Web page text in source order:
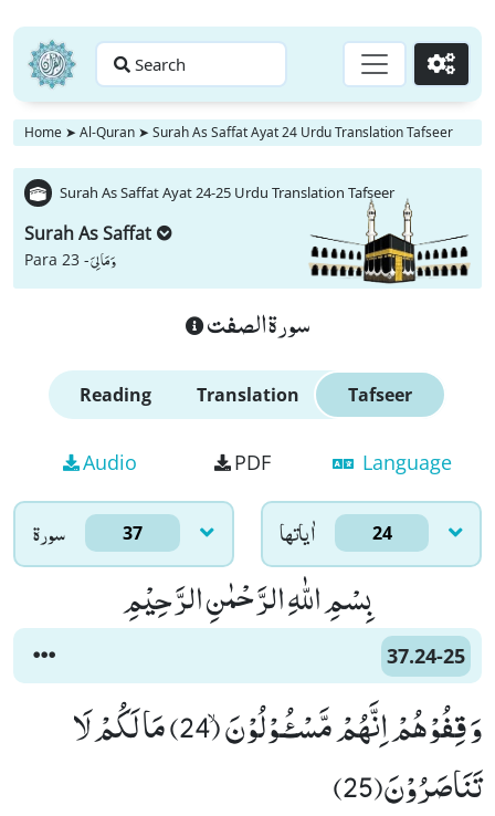
Search Go
Home ➤ Al-Quran ➤ Surah As Saffat Ayat 24 Urdu Translation Tafseer
Surah As Saffat Ayat 24-25 Urdu Translation Tafseer
Surah As Saffat
Para 23 -وَ مَا لِیَ
سورة الصفت
Reading Translation Tafseer
Audio PDF Language
سورۃ 37 اٰياتها 24
بِسْمِ اللّٰهِ الرَّحْمٰنِ الرَّحِیْمِ
37.24-25
وَ قِفُوْهُمْ اِنَّهُمْ مَّسْـٴُـوْلُوْنَۙ (24) مَا لَكُمْ لَا
تَنَاصَرُوْنَ(25)